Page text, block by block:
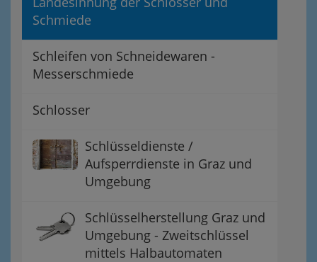
Schmiede
Schleifen von Schneidewaren -
Messerschmiede
Schlosser
Schlüsseldienste /
Aufsperrdienste in Graz und
Umgebung
Schlüsselherstellung Graz und
Umgebung - Zweitschlüssel
mittels Halbautomaten